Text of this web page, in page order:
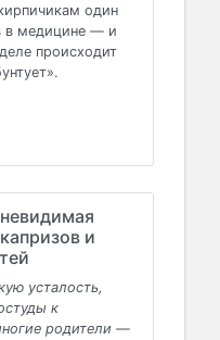
один
в медицине — и
происходит
и
усталость,
к
родители —